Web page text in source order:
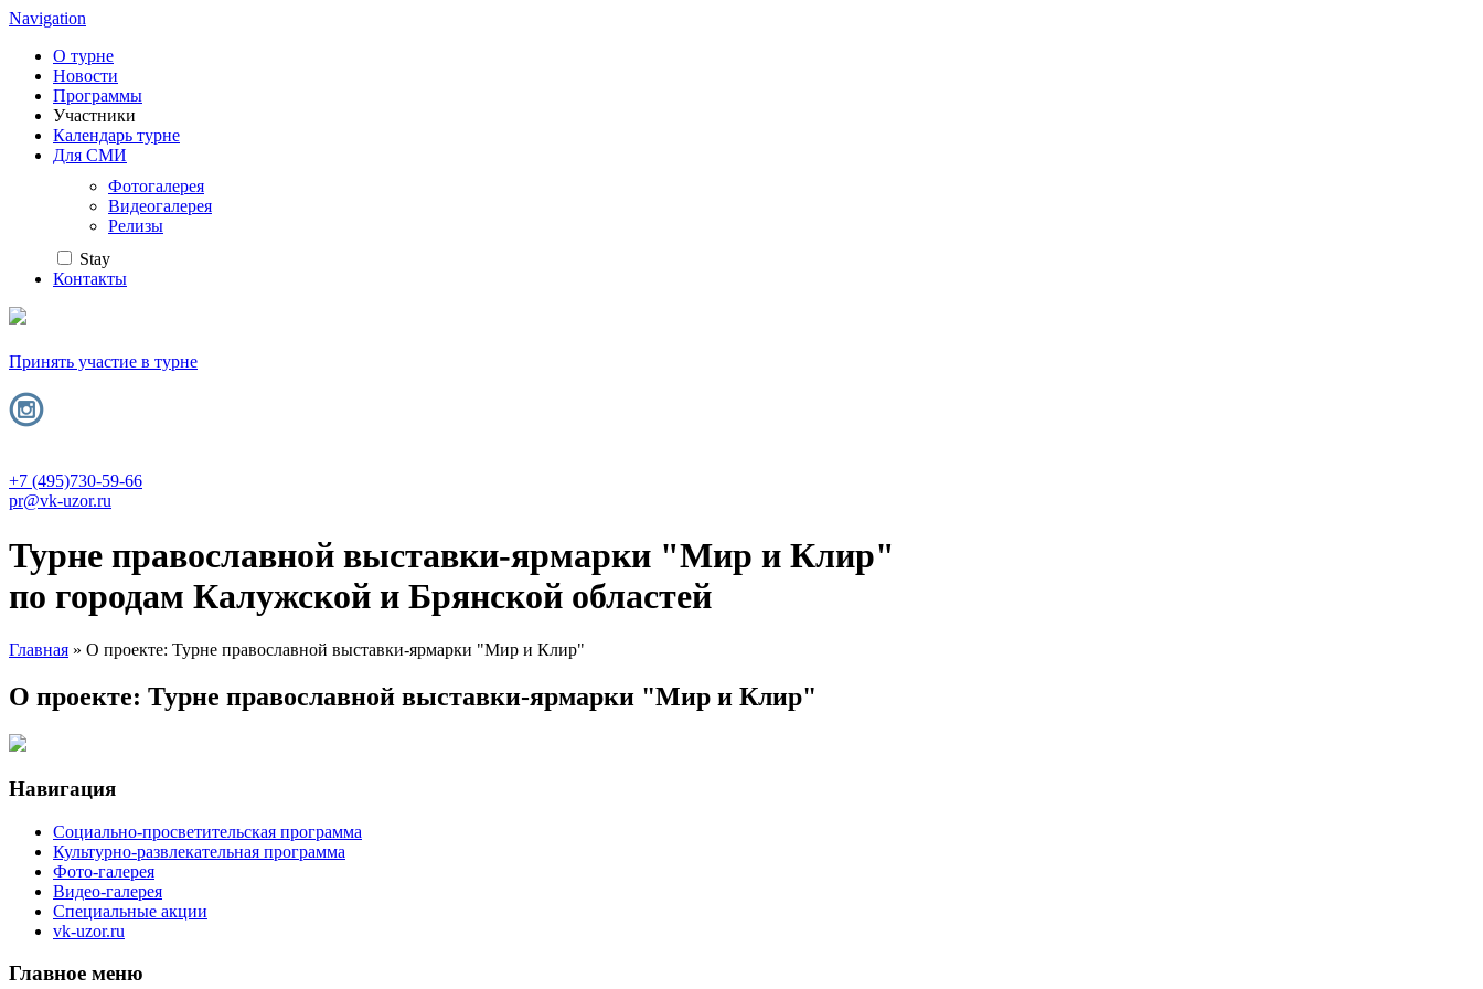
Navigation
О турне
Новости
Программы
Участники
Календарь турне
Для СМИ
Фотогалерея
Видеогалерея
Релизы
Stay
Контакты
Принять участие в турне
+7 (495)730-59-66
pr@vk-uzor.ru
Турне православной выставки-ярмарки "Мир и Клир"
по городам Калужской и Брянской областей
Главная » О проекте: Турне православной выставки-ярмарки "Мир и Клир"
О проекте: Турне православной выставки-ярмарки "Мир и Клир"
Навигация
Социально-просветительская программа
Культурно-развлекательная программа
Фото-галерея
Видео-галерея
Специальные акции
vk-uzor.ru
Главное меню